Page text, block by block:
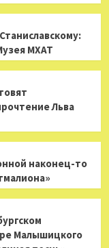
МХАТ
Льва
наконец-то
Малышицкого